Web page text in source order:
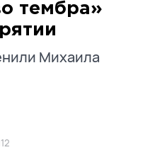
тембра»
Михаила